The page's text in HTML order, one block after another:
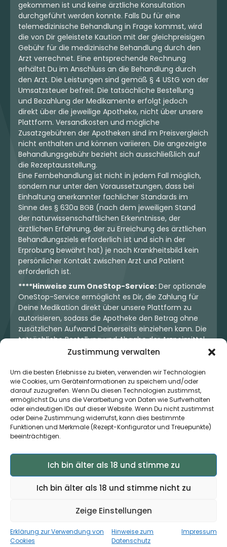
Zustimmung verwalten
Um die besten Erlebnisse zu bieten, verwenden wir Technologien
wie Cookies, um Geräteinformationen zu speichern und/oder
darauf zuzugreifen. Wenn Du diesen Technologien zustimmst,
ermöglichst Du uns die Verarbeitung von Daten wie Surfverhalten
oder eindeutigen IDs auf dieser Website. Wenn Du nicht zustimmst
oder Deine Zustimmung widerrufst, kann dies bestimmte
Funktionen und Merkmale (Rezept-Konfigurator und Treuepunkte)
beeinträchtigen.
Ich bin älter als 18 und stimme zu
Ich bin älter als 18 und stimme nicht zu
Zeige Einstellungen
Erklärung zur Verwendung von
Cookies
Hinweise zum
Datenschutz
Impressum
gekommen ist und keine ärztliche Konsultation
durchgeführt werden konnte. Falls Du für eine
telemedizinische Behandlung in Frage kommst, wird
die von Dir geleistete Kaution mit der gleichpreisigen
Gebühr für die medizinische Behandlung durch den
Arzt verrechnet. Eine entsprechende Rechnung
erhältst Du im Anschluss an die Behandlung durch
den Arzt. Die Leistungen sind gemäß § 4 UStG von der
Umsatzsteuer befreit. Die tatsächliche Bestellung
und Bezahlung der Medikamente erfolgt jedoch
direkt über die jeweilige Apotheke, nicht über unsere
Plattform. Versandkosten und mögliche
Zusatzgebühren der Apotheken sind im Preisvergleich
nicht enthalten und können variieren. Die angezeigte
Behandlungsgebühr bezieht sich ausschließlich auf
die Rezeptausstellung.
Eine Fernbehandlung ist nicht in jedem Fall möglich,
sondern nur unter den Voraussetzungen, dass bei
Einhaltung anerkannter fachlicher Standards im
Sinne des § 630a BGB (nach dem jeweiligen Stand
der naturwissenschaftlichen Erkenntnisse, der
ärztlichen Erfahrung, der zu Erreichung des ärztlichen
Behandlungsziels erforderlich ist und sich in der
Erprobung bewährt hat) je nach Krankheitsbild kein
persönlicher Kontakt zwischen Arzt und Patient
erforderlich ist.
****Hinweise zum OneStop-Service: Der optionale
OneStop-Service ermöglicht es Dir, die Zahlung für
Deine Medikation direkt über unsere Plattform zu
autorisieren, sodass die Apotheke den Betrag ohne
zusätzlichen Aufwand Deinerseits einziehen kann. Die
tatsächliche Bestellung und Abgabe der Arzneimittel
erfolgt jedoch ausschließlich über die jeweilige
Dir und der Apotheke. Unser OneStop-Service stellt
kein pharmazeutisches Angebot dar, sondern dient
lediglich der komfortablen Zahlungsabwicklung. Die
Nutzung ist freiwillig und hat keinerlei Einfluss auf die
ärztliche Therapieentscheidung oder die Wahl der
verschriebenen Medikation. Apotheken sind rechtlich
unabhängig und unterliegen den gesetzlichen
vorbehalten.
Jetzt auch als App verfügbar Zur App › ×